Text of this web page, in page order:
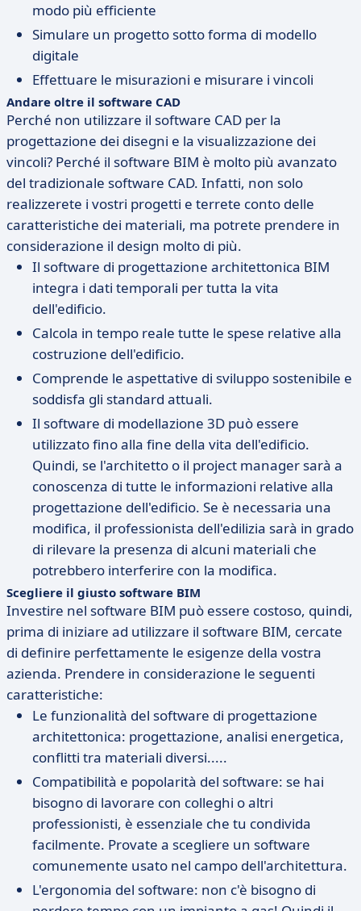
modo più efficiente
Simulare un progetto sotto forma di modello
digitale
Effettuare le misurazioni e misurare i vincoli
Andare oltre il software CAD
Perché non utilizzare il software CAD per la
progettazione dei disegni e la visualizzazione dei
vincoli? Perché il software BIM è molto più avanzato
del tradizionale software CAD. Infatti, non solo
realizzerete i vostri progetti e terrete conto delle
caratteristiche dei materiali, ma potrete prendere in
considerazione il design molto di più.
Il software di progettazione architettonica BIM
integra i dati temporali per tutta la vita
dell'edificio.
Calcola in tempo reale tutte le spese relative alla
costruzione dell'edificio.
Comprende le aspettative di sviluppo sostenibile e
soddisfa gli standard attuali.
Il software di modellazione 3D può essere
utilizzato fino alla fine della vita dell'edificio.
Quindi, se l'architetto o il project manager sarà a
conoscenza di tutte le informazioni relative alla
progettazione dell'edificio. Se è necessaria una
modifica, il professionista dell'edilizia sarà in grado
di rilevare la presenza di alcuni materiali che
potrebbero interferire con la modifica.
Scegliere il giusto software BIM
Investire nel software BIM può essere costoso, quindi,
prima di iniziare ad utilizzare il software BIM, cercate
di definire perfettamente le esigenze della vostra
azienda. Prendere in considerazione le seguenti
caratteristiche:
Le funzionalità del software di progettazione
architettonica: progettazione, analisi energetica,
conflitti tra materiali diversi.....
Compatibilità e popolarità del software: se hai
bisogno di lavorare con colleghi o altri
professionisti, è essenziale che tu condivida
facilmente. Provate a scegliere un software
comunemente usato nel campo dell'architettura.
L'ergonomia del software: non c'è bisogno di